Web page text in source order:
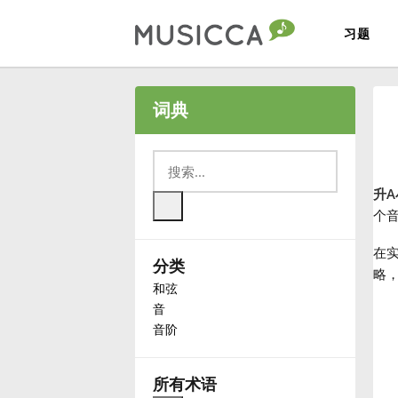
习题
Български
Deutsch
Español
词典
分类
和弦
音
音阶
所有术语
升
个
在
略